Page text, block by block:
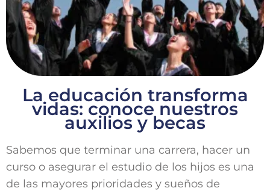
La educación transforma
vidas: conoce nuestros
auxilios y becas
Sabemos que terminar una carrera, hacer un
curso o asegurar el estudio de los hijos es una
de las mayores prioridades y sueños de